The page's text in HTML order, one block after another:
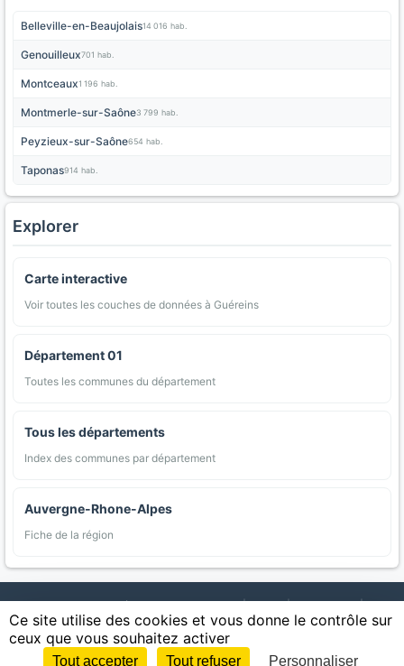
Belleville-en-Beaujolais14 016 hab.
Genouilleux701 hab.
Montceaux1 196 hab.
Montmerle-sur-Saône3 799 hab.
Peyzieux-sur-Saône654 hab.
Taponas914 hab.
Explorer
Carte interactive
Voir toutes les couches de données à Guéreins
Département 01
Toutes les communes du département
Tous les départements
Index des communes par département
Auvergne-Rhone-Alpes
Fiche de la région
AgriMap — Données agricoles ouvertes | Carte | Communes |
Appellations | Regions | Cultures | Zones protégées | Forets |
Littoral | Espaces naturels | Statistiques
| Confidentialite | CGU | CGV Cookies
Ce site utilise des cookies et vous donne le contrôle sur
ceux que vous souhaitez activer
Tout accepter Tout refuser Personnaliser